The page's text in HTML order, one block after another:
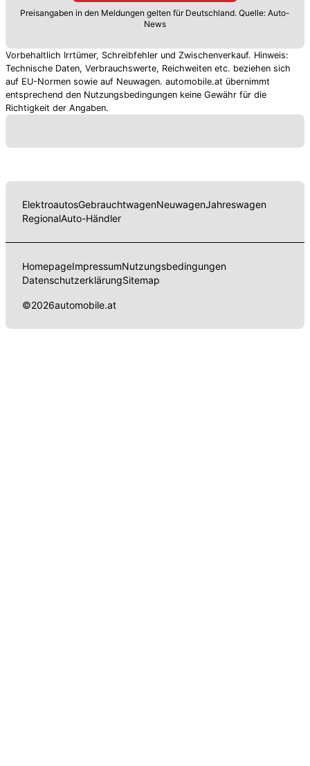
Preisangaben in den Meldungen gelten für Deutschland. Quelle: Auto-
News
Vorbehaltlich Irrtümer, Schreibfehler und Zwischenverkauf. Hinweis:
Technische Daten, Verbrauchswerte, Reichweiten etc. beziehen sich
auf EU-Normen sowie auf Neuwagen. automobile.at übernimmt
entsprechend den Nutzungsbedingungen keine Gewähr für die
Richtigkeit der Angaben.
ElektroautosGebrauchtwagenNeuwagenJahreswagen
RegionalAuto-Händler
HomepageImpressumNutzungsbedingungen
DatenschutzerklärungSitemap
©2026automobile.at